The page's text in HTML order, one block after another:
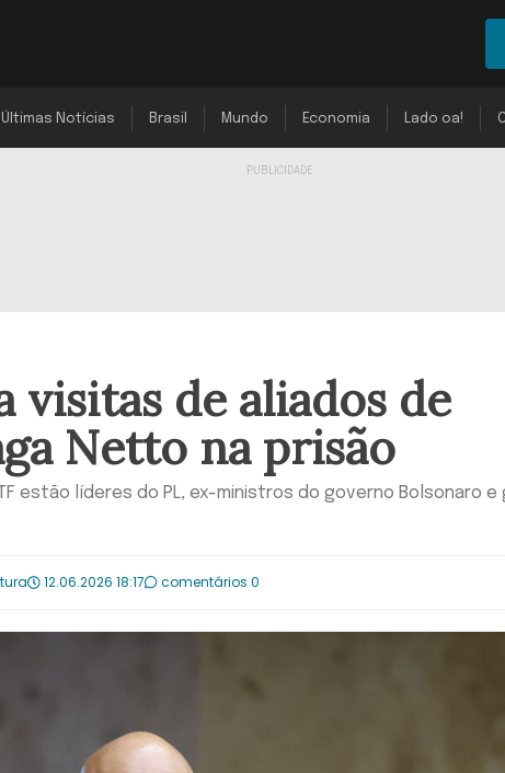
Últimas Notícias Brasil Mundo Economia Lado oa!
visitas de aliados de
Netto na prisão
estão líderes do PL, ex-ministros do governo Bolsonaro e
12.06.2026 18:17 comentários 0